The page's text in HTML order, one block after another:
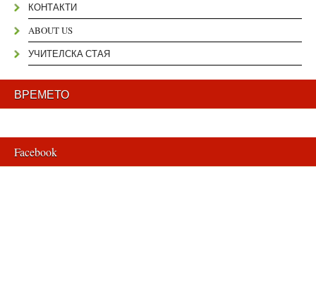
КОНТАКТИ
ABOUT US
УЧИТЕЛСКА СТАЯ
ВРЕМЕТО
Facebook